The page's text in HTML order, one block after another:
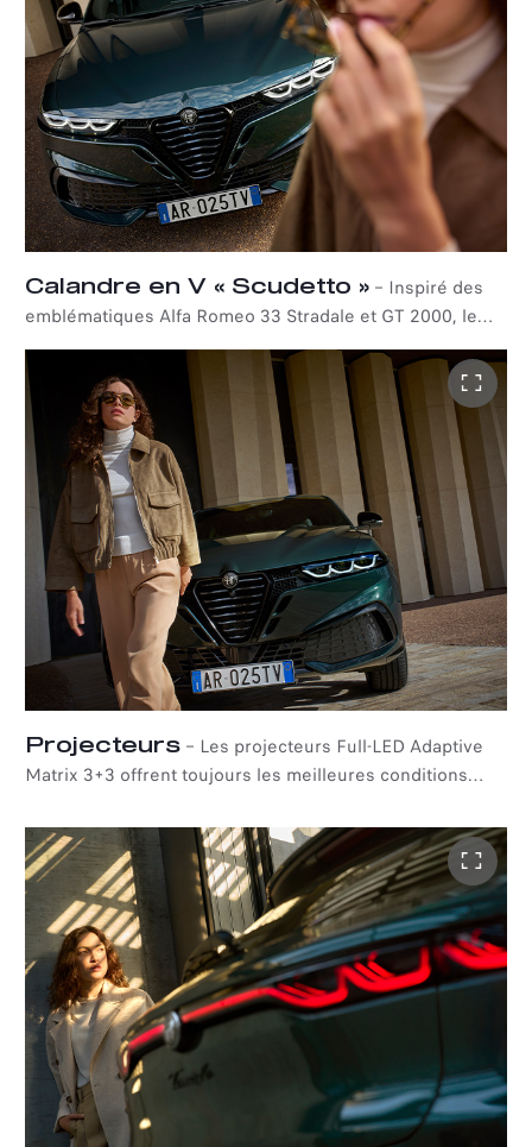
Calandre en V « Scudetto » – Inspiré des
emblématiques Alfa Romeo 33 Stradale et GT 2000, le
bouclier en V « Scudetto » concave et tridimensionnel
est associé à des prises d'air sportives qui ajoutent un
caractère distinctif à l'avant de votre Tonale.
Projecteurs – Les projecteurs Full-LED Adaptive
Matrix 3+3 offrent toujours les meilleures conditions
qui ajuste en permanence les feux de croisement en
fonction de la vitesse et des conditions de conduite, et à
la technologie segmentée des feux de route anti-
éblouissements, qui détecte automatiquement les deux
sens de circulation pour éviter d'éblouir les autres
conducteurs.